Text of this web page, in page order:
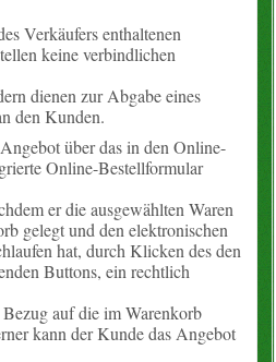
Verkäufers enthaltenen
keine verbindlichen
dienen zur Abgabe eines
den Kunden.
über das in den Online-
Online-Bestellformular
er die ausgewählten Waren
gelegt und den elektronischen
hat, durch Klicken des den
Buttons, ein rechtlich
auf die im Warenkorb
kann der Kunde das Angebot